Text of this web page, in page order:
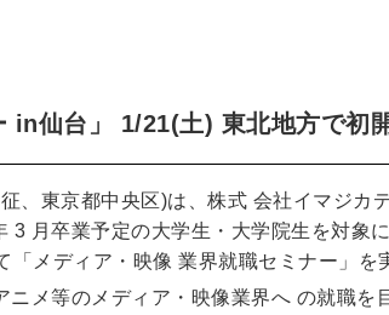
in仙台」 1/21(土) 東北地方で初
、東京都中央区)は、株式 会社イマジカ
月卒業予定の大学生・大学院生を対象
メディア・映像 業界就職セミナー」を
メ等のメディア・映像業界へ の就職を